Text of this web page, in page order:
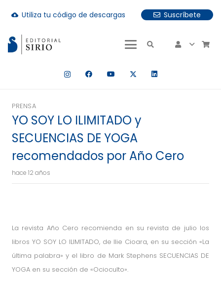
cloud_download Utiliza tu código de descargas
Suscríbete
hay resultados autocompletados, puedes utilizar las
PRENSA
YO SOY LO ILIMITADO y
SECUENCIAS DE YOGA
recomendados por Año Cero
hace 12 años
La revista Año Cero recomienda en su revista de julio los
libros YO SOY LO ILIMITADO, de Ilie Cioara, en su sección «La
última palabra» y el libro de Mark Stephens SECUENCIAS DE
YOGA en su sección de «Ocioculto».